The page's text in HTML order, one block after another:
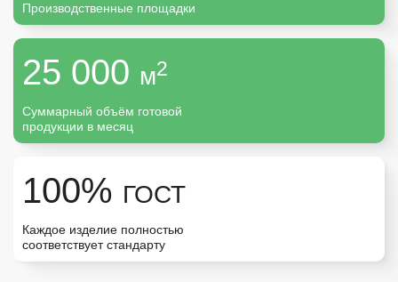
Производственные площадки
25 000 м2
Суммарный объём готовой
продукции в месяц
100% ГОСТ
Каждое изделие полностью
соответствует стандарту